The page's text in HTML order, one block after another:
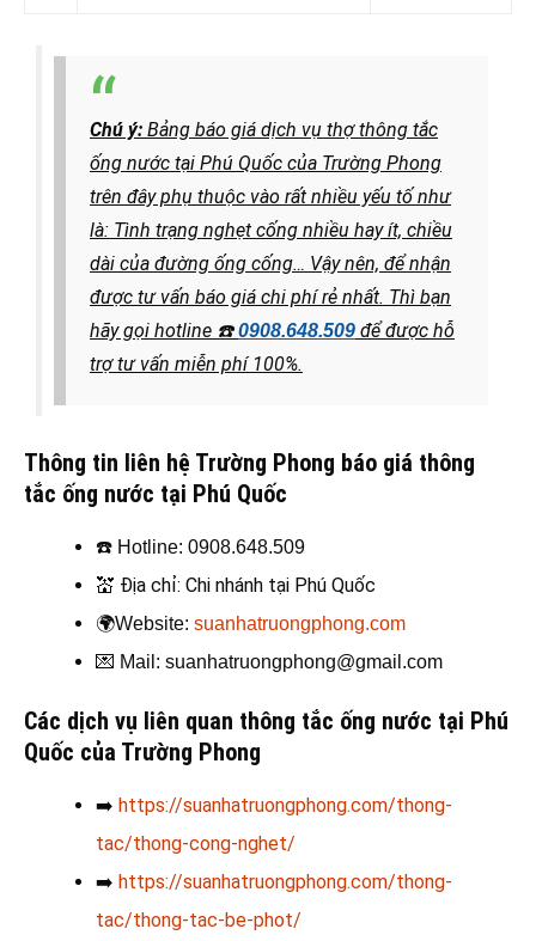
Chú ý: Bảng báo giá dịch vụ thợ thông tắc
ống nước tại Phú Quốc của Trường Phong
trên đây phụ thuộc vào rất nhiều yếu tố như
là: Tình trạng nghẹt cống nhiều hay ít, chiều
dài của đường ống cống… Vậy nên, để nhận
được tư vấn báo giá chi phí rẻ nhất. Thì bạn
hãy gọi hotline ☎️0908.648.509 để được hỗ
trợ tư vấn miễn phí 100%.
Thông tin liên hệ Trường Phong báo giá thông
tắc ống nước tại Phú Quốc
☎️ Hotline: 0908.648.509
💒 Địa chỉ: Chi nhánh tại Phú Quốc
🌍Website: suanhatruongphong.com
💌 Mail: suanhatruongphong@gmail.com
Các dịch vụ liên quan thông tắc ống nước tại Phú
Quốc của Trường Phong
➡️ https://suanhatruongphong.com/thong-
tac/thong-cong-nghet/
➡️ https://suanhatruongphong.com/thong-
tac/thong-tac-be-phot/